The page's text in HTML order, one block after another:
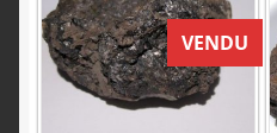
VENDU